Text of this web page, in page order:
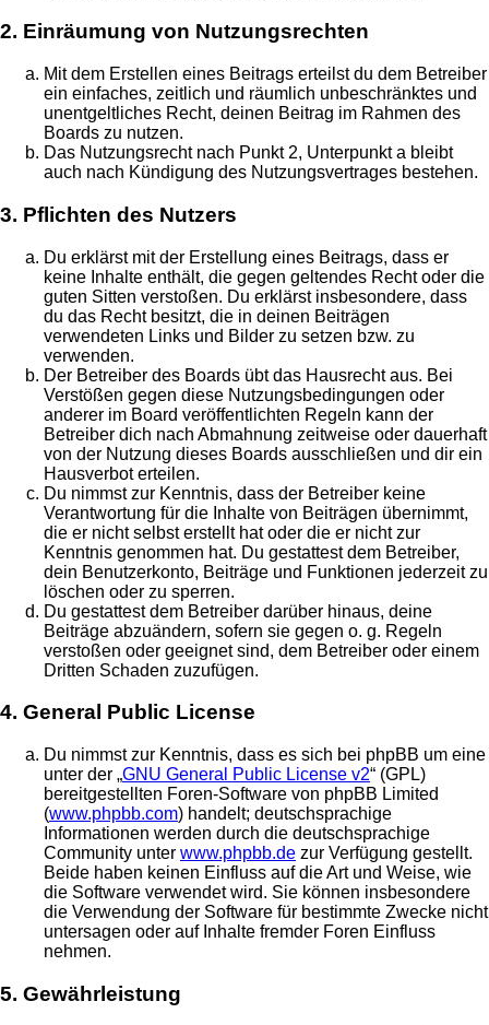
2. Einräumung von Nutzungsrechten
Mit dem Erstellen eines Beitrags erteilst du dem Betreiber
ein einfaches, zeitlich und räumlich unbeschränktes und
unentgeltliches Recht, deinen Beitrag im Rahmen des
Boards zu nutzen.
Das Nutzungsrecht nach Punkt 2, Unterpunkt a bleibt
auch nach Kündigung des Nutzungsvertrages bestehen.
3. Pflichten des Nutzers
Du erklärst mit der Erstellung eines Beitrags, dass er
keine Inhalte enthält, die gegen geltendes Recht oder die
guten Sitten verstoßen. Du erklärst insbesondere, dass
du das Recht besitzt, die in deinen Beiträgen
verwendeten Links und Bilder zu setzen bzw. zu
verwenden.
Der Betreiber des Boards übt das Hausrecht aus. Bei
Verstößen gegen diese Nutzungsbedingungen oder
anderer im Board veröffentlichten Regeln kann der
Betreiber dich nach Abmahnung zeitweise oder dauerhaft
von der Nutzung dieses Boards ausschließen und dir ein
Hausverbot erteilen.
Du nimmst zur Kenntnis, dass der Betreiber keine
Verantwortung für die Inhalte von Beiträgen übernimmt,
die er nicht selbst erstellt hat oder die er nicht zur
Kenntnis genommen hat. Du gestattest dem Betreiber,
dein Benutzerkonto, Beiträge und Funktionen jederzeit zu
löschen oder zu sperren.
Du gestattest dem Betreiber darüber hinaus, deine
Beiträge abzuändern, sofern sie gegen o. g. Regeln
verstoßen oder geeignet sind, dem Betreiber oder einem
Dritten Schaden zuzufügen.
4. General Public License
Du nimmst zur Kenntnis, dass es sich bei phpBB um eine
unter der „GNU General Public License v2“ (GPL)
bereitgestellten Foren-Software von phpBB Limited
(www.phpbb.com) handelt; deutschsprachige
Informationen werden durch die deutschsprachige
Community unter www.phpbb.de zur Verfügung gestellt.
Beide haben keinen Einfluss auf die Art und Weise, wie
die Software verwendet wird. Sie können insbesondere
die Verwendung der Software für bestimmte Zwecke nicht
untersagen oder auf Inhalte fremder Foren Einfluss
nehmen.
5. Gewährleistung